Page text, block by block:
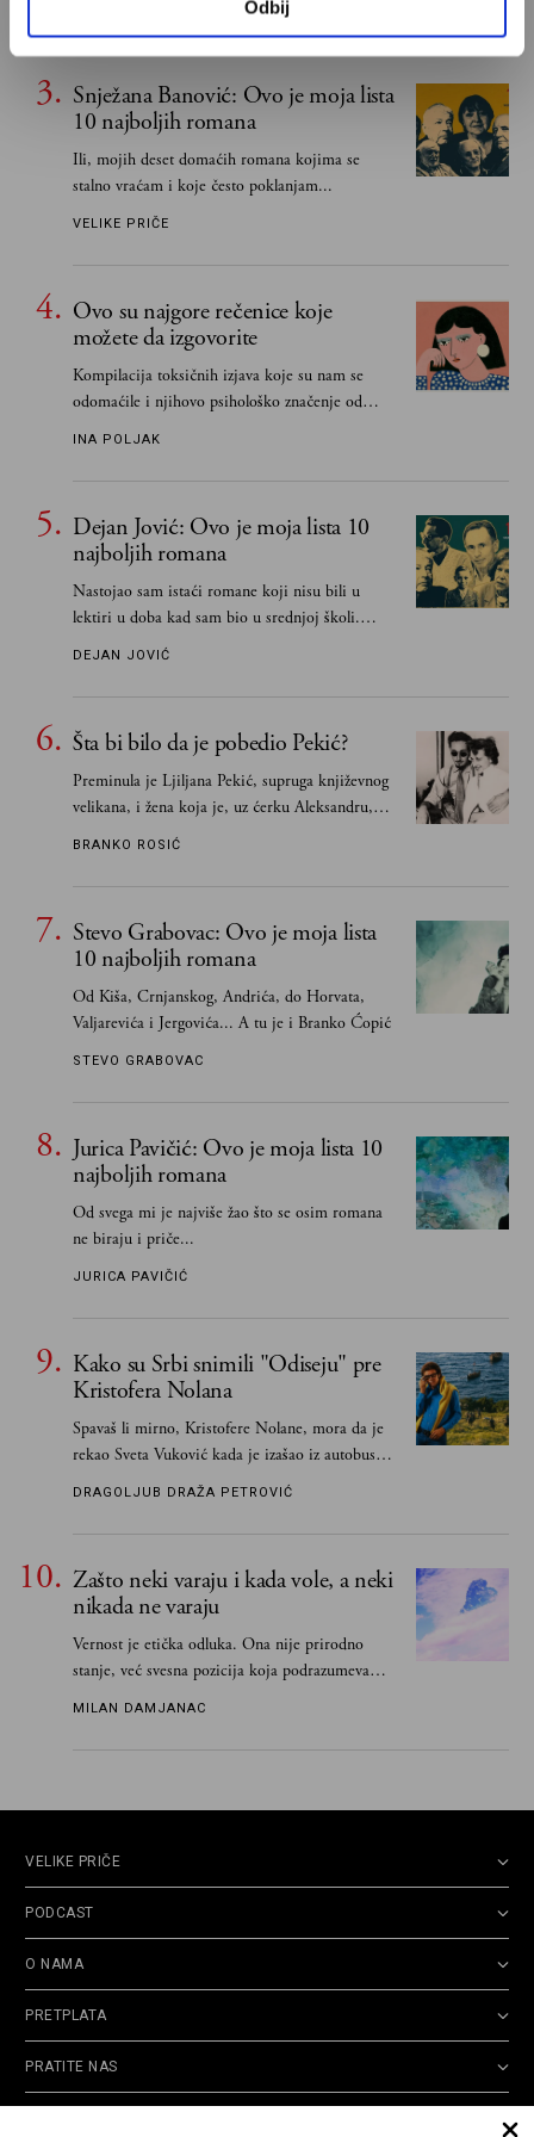
Odbij
važnije od svih ratova, slave, novca, herojstva,
Snježana Banović: Ovo je moja lista
10 najboljih romana
Ili, mojih deset domaćih romana kojima se
stalno vraćam i koje često poklanjam...
VELIKE PRIČE
Ovo su najgore rečenice koje
možete da izgovorite
Kompilacija toksičnih izjava koje su nam se
odomaćile i njihovo psihološko značenje od
INA POLJAK
Dejan Jović: Ovo je moja lista 10
najboljih romana
Nastojao sam istaći romane koji nisu bili u
lektiri u doba kad sam bio u srednjoj školi.
Smatrao sam da su "klasici" već dovoljno
DEJAN JOVIĆ
Šta bi bilo da je pobedio Pekić?
Preminula je Ljiljana Pekić, supruga književnog
velikana, i žena koja je, uz ćerku Aleksandru,
vodila računa o zaostavštini pisca. Ovu priču o
poznavale
BRANKO ROSIĆ
Stevo Grabovac: Ovo je moja lista
10 najboljih romana
Od Kiša, Crnjanskog, Andrića, do Horvata,
Valjarevića i Jergovića... A tu je i Branko Ćopić
STEVO GRABOVAC
Jurica Pavičić: Ovo je moja lista 10
najboljih romana
Od svega mi je najviše žao što se osim romana
ne biraju i priče...
JURICA PAVIČIĆ
Kako su Srbi snimili "Odiseju" pre
Kristofera Nolana
Spavaš li mirno, Kristofere Nolane, mora da je
rekao Sveta Vuković kada je izašao iz autobusa i
čim je stigao kući pozvao Vojkana
DRAGOLJUB DRAŽA PETROVIĆ
Zašto neki varaju i kada vole, a neki
nikada ne varaju
Vernost je etička odluka. Ona nije prirodno
stanje, već svesna pozicija koja podrazumeva
MILAN DAMJANAC
VELIKE PRIČE
PODCAST
O NAMA
PRETPLATA
PRATITE NAS